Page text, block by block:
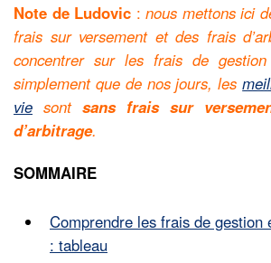
Note de Ludovic :nous mettons ici
frais sur versement et des frais
concentrer sur les frais de gestion
simplement que de nos jours, les
vie sont sans frais sur
d’arbitrage.
SOMMAIRE
Comprendre les frais de gestion
: tableau